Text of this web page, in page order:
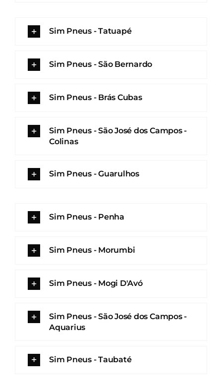
Sim Pneus - Tatuapé
Sim Pneus - São Bernardo
Sim Pneus - Brás Cubas
Sim Pneus - São José dos Campos -
Colinas
Sim Pneus - Guarulhos
Sim Pneus - Penha
Sim Pneus - Morumbi
Sim Pneus - Mogi D'Avó
Sim Pneus - São José dos Campos -
Aquarius
Sim Pneus - Taubaté